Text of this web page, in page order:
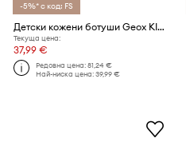
-5%* с код: FS
Детски кожени ботуши Geox KIDDARTAH
Текуща цена:
37,99 €
Редовна цена:81,24 €
Най-ниска цена:39,99 €